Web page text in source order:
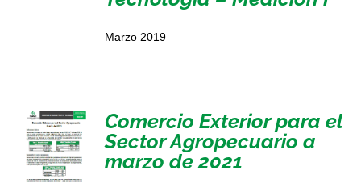
Marzo 2019
Comercio Exterior para el
Sector Agropecuario a
marzo de 2021